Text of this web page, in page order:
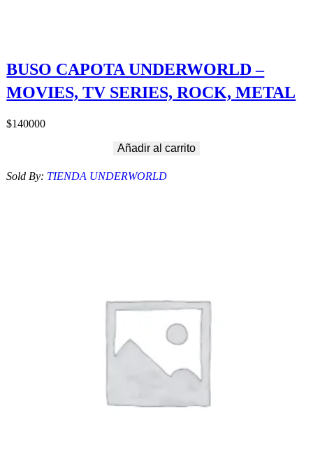
BUSO CAPOTA UNDERWORLD –
MOVIES, TV SERIES, ROCK, METAL
$140000
Añadir al carrito
Sold By: TIENDA UNDERWORLD